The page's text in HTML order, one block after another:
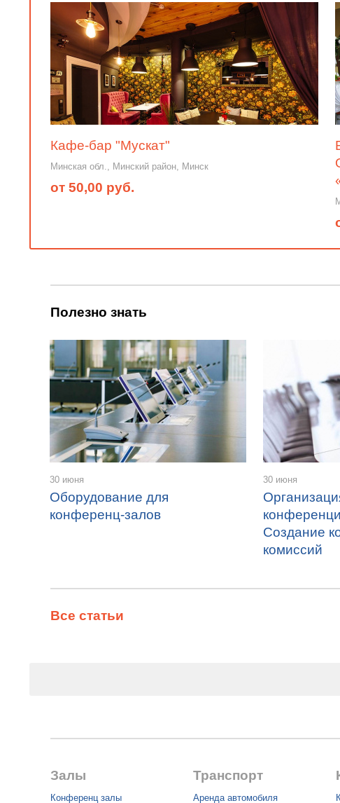
Кафе-бар "Мускат"
Минская обл., Минский район, Минск
от 50,00 руб.
Полезно знать
30 июня
Оборудование для
конференц-залов
30 июня
Создание
комиссий
Все статьи
Залы
Конференц залы
Транспорт
Аренда автомобиля